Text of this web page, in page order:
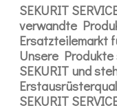
SEKURIT
verwandte
Ersatzteilemarkt
Unsere Produkte
SEKURIT und
SEKURIT